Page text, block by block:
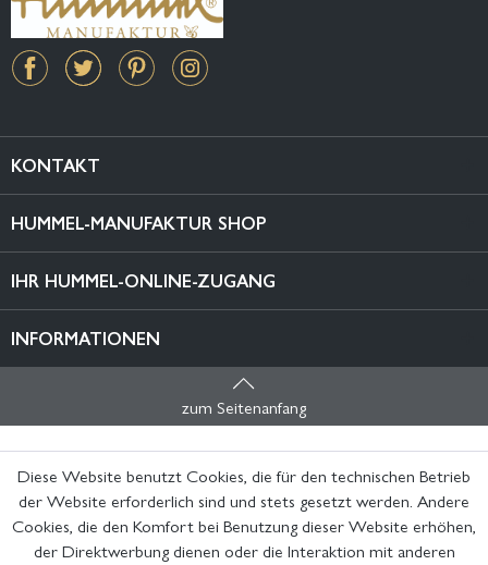
KONTAKT
HUMMEL-MANUFAKTUR SHOP
IHR HUMMEL-ONLINE-ZUGANG
INFORMATIONEN
zum Seitenanfang
Diese Website benutzt Cookies, die für den technischen Betrieb
der Website erforderlich sind und stets gesetzt werden. Andere
Cookies, die den Komfort bei Benutzung dieser Website erhöhen,
der Direktwerbung dienen oder die Interaktion mit anderen